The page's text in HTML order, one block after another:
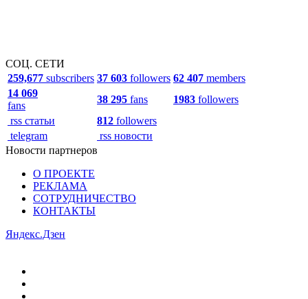
СОЦ. СЕТИ
259,677 subscribers 37 603 followers 62 407 members
14 069
fans
38 295 fans 1983 followers
rss статьи
812 followers
telegram
rss новости
Новости партнеров
О ПРОЕКТЕ
РЕКЛАМА
СОТРУДНИЧЕСТВО
КОНТАКТЫ
Яндекс.Дзен